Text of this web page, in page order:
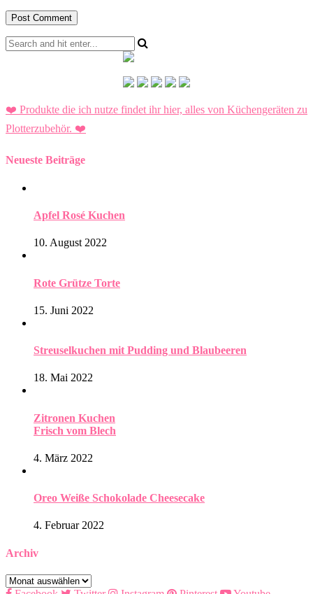
❤️ Produkte die ich nutze findet ihr hier, alles von Küchengeräten zu
Plotterzubehör. ❤️
Neueste Beiträge
Apfel Rosé Kuchen
10. August 2022
Rote Grütze Torte
15. Juni 2022
Streuselkuchen mit Pudding und Blaubeeren
18. Mai 2022
Zitronen Kuchen
Frisch vom Blech
4. März 2022
Oreo Weiße Schokolade Cheesecake
4. Februar 2022
Archiv
Archiv